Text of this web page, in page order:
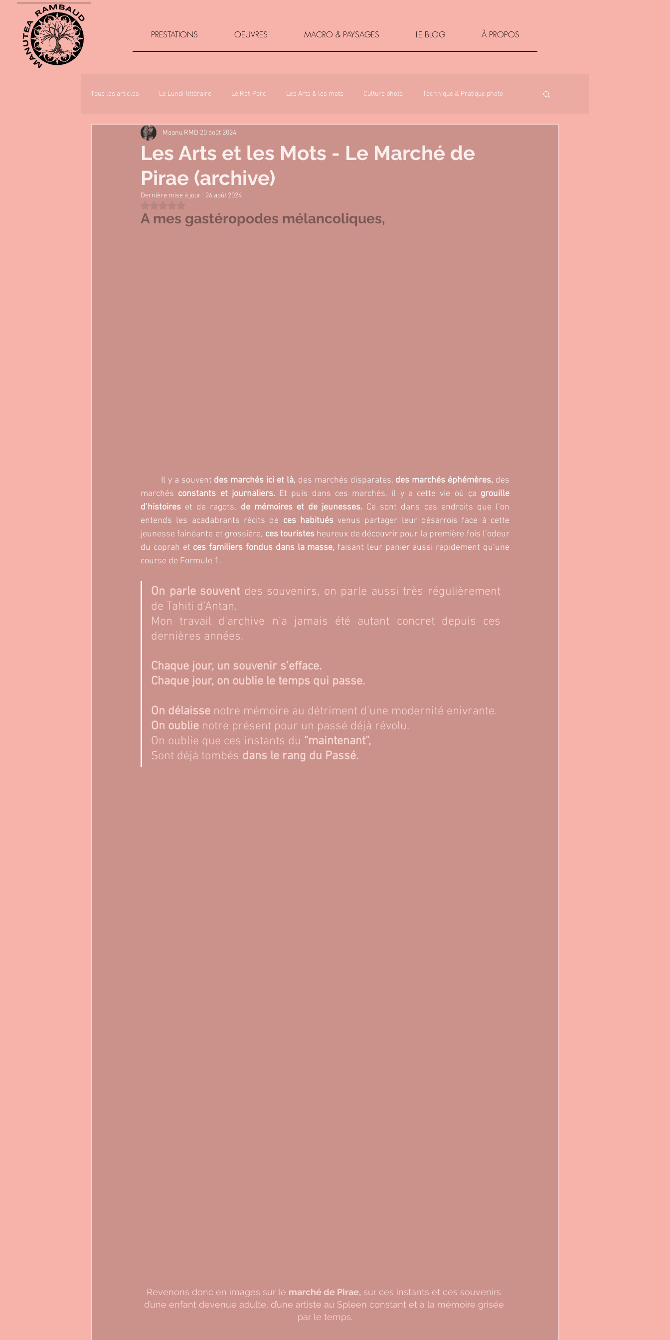
PRESTATIONS OEUVRES MACRO & PAYSAGES LE BLOG À PROPOS
Tous les articles Le Lundi-littéraire Le Rat-Porc Les Arts & les mots Culture photo Technique & Pratique photo
Les Arts et les Mots - Le Marché de
Pirae (archive)
Maanu RMD 20 août 2024
Dernière mise à jour : 26 août 2024
A mes gastéropodes mélancoliques,
	Il y a souvent
des marchés ici et là, des marchés disparates, des marchés éphémères, des
marchés constants et journaliers. Et puis dans ces marchés, il y a cette vie où ça grouille
d’histoires et de ragots, de mémoires et de jeunesses. Ce sont dans ces endroits que l’on
entends les acadabrants récits de ces habitués venus partager leur désarrois face à cette
jeunesse fainéante et grossière, ces touristes heureux de découvrir pour la première fois l’odeur
du coprah et ces familiers fondus dans la masse, faisant leur panier aussi rapidement qu’une
course de Formule 1.
On parle souvent des souvenirs, on parle aussi très régulièrement
de Tahiti d’Antan.
Mon travail d’archive n’a jamais été autant concret depuis ces
dernières années.
Chaque jour, un souvenir s’efface.
Chaque jour, on oublie le temps qui passe.
On délaisse notre mémoire au détriment d’une modernité enivrante.
On oublie notre présent pour un passé déjà révolu.
On oublie que ces instants du “maintenant”,
Sont déjà tombés dans le rang du Passé.
Revenons donc en images sur le marché de Pirae, sur ces instants et ces souvenirs
d’une enfant devenue adulte, d’une artiste au Spleen constant et à la mémoire grisée
par le temps.